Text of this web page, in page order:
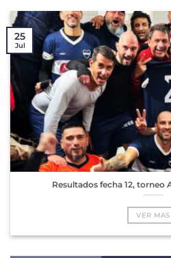
Resultados fecha 12, torneo
VER MAS
25
Jul